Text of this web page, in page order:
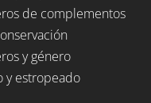
de complementos
y género
y estropeado